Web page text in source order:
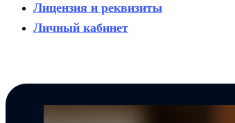
Лицензия и реквизиты
Личный кабинет